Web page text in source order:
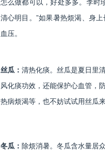
清心明目。”如果暑热烦渴、身
血压。
丝瓜： 清热化痰。丝瓜是夏日里
风化痰功效，还能保护心血管，
热病烦渴等，也不妨试试用丝瓜来
冬瓜： 除烦消暑。冬瓜含水量居